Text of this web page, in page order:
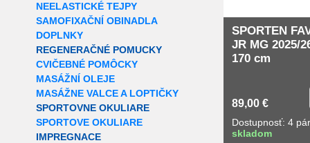
NEELASTICKÉ TEJPY
SAMOFIXAČNÍ OBINADLA
DOPLNKY
REGENERAČNÉ POMUCKY
CVIČEBNÉ POMÔCKY
MASÁŽNÍ OLEJE
MASÁŽNE VALCE A LOPTIČKY
SPORTOVNE OKULIARE
SPORTOVE OKULIARE
IMPREGNACE
SPORTEN
JR MG 2025/
170 cm
89,00 €
Dostupnosť: 4
skladom